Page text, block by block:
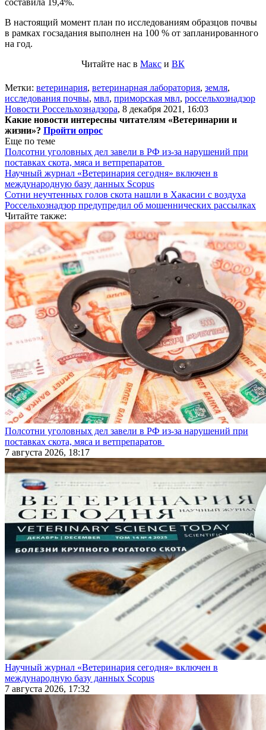
В настоящий момент план по исследованиям образцов почвы
в рамках госзадания выполнен на 100 % от запланированного
на год.
Читайте нас в Макс и ВК
Метки: ветеринария, ветеринарная лаборатория, земля,
исследования почвы, мвл, приморская мвл, россельхознадзор
Новости Россельхознадзора, 8 декабря 2021, 16:03
Какие новости интересны читателям «Ветеринарии и
жизни»? Пройти опрос
Еще по теме
Полсотни уголовных дел завели в РФ из-за нарушений при
поставках скота, мяса и ветпрепаратов
Научный журнал «Ветеринария сегодня» включен в
международную базу данных Scopus
Сотни неучтенных голов скота нашли в Хакасии с воздуха
Россельхознадзор предупредил об мошеннических рассылках
Читайте также:
Полсотни уголовных дел завели в РФ из-за нарушений при
поставках скота, мяса и ветпрепаратов
7 августа 2026, 18:17
Научный журнал «Ветеринария сегодня» включен в
международную базу данных Scopus
7 августа 2026, 17:32